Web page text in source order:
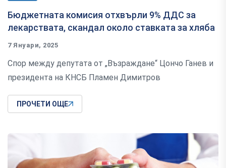
Бюджетната комисия отхвърли 9% ДДС за
лекарствата, скандал около ставката за хляба
7 Януари, 2025
Спор между депутата от „Възраждане“ Цончо Ганев и
президента на КНСБ Пламен Димитров
ПРОЧЕТИ ОЩЕ